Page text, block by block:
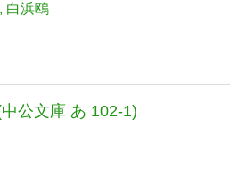
白浜鴎
公文庫 あ 102-1)